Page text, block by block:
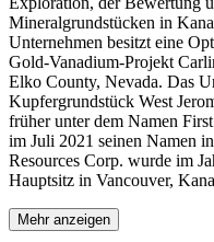
Mineralgrundstücken in
Unternehmen besitzt eine
Gold-Vanadium-Projekt
Elko County, Nevada. Das
Kupfergrundstück West
früher unter dem Namen
im Juli 2021 seinen Namen
Resources Corp. wurde im
Hauptsitz in Vancouver,
Mehr anzeigen